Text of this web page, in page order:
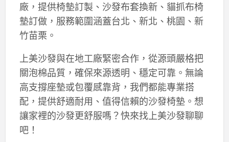
廠，提供椅墊訂製、沙發布套換新、貓抓布椅
墊訂做，服務範圍涵蓋台北、新北、桃園、新
竹苗栗。
上美沙發與在地工廠緊密合作，從源頭嚴格把
關泡棉品質，確保來源透明、穩定可靠。無論
高支撐座墊或包覆感靠背，我們都能專業搭
配，提供舒適耐用、值得信賴的沙發椅墊。想
讓家裡的沙發更舒服嗎？快來找上美沙發聊聊
吧！